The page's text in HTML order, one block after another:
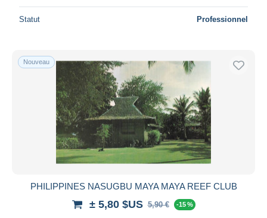
Statut Professionnel
Nouveau
PHILIPPINES NASUGBU MAYA MAYA REEF CLUB
± 5,80 $US 5,90 € -15 %